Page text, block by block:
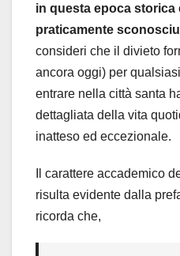
in questa epoca storica
praticamente
consideri che il divieto
ancora oggi) per
entrare nella città santa
dettagliata della vita
inatteso ed eccezionale.
Il carattere accademico
risulta evidente dalla
ricorda che,